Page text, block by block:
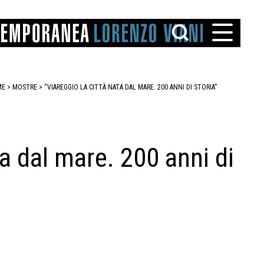
> MOSTRE > “VIAREGGIO LA CITTÀ NATA DAL MARE. 200 ANNI DI STORIA”
dal mare. 200 anni di